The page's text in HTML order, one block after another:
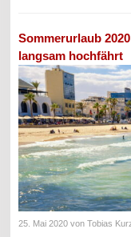
Sommerurlaub
langsam hochfährt
25. Mai 2020 von Tobias